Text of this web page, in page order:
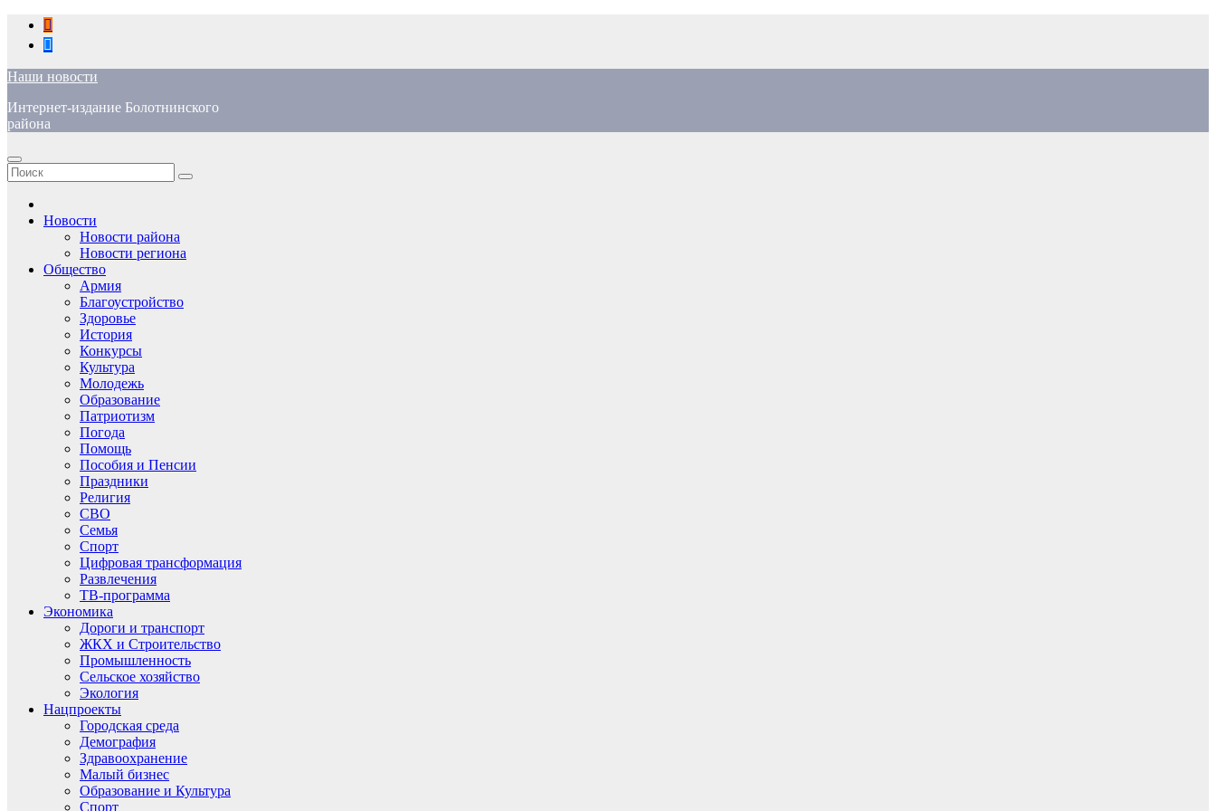
Перейти
содержимому
Наши новости
Интернет-издание Болотнинского
района
Новости
Новости района
Новости региона
Общество
Армия
Благоустройство
Здоровье
История
Конкурсы
Культура
Молодежь
Образование
Патриотизм
Погода
Помощь
Пособия и Пенсии
Праздники
Религия
СВО
Семья
Спорт
Цифровая трансформация
Развлечения
ТВ-программа
Экономика
Дороги и транспорт
ЖКХ и Строительство
Промышленность
Сельское хозяйство
Экология
Нацпроекты
Городская среда
Демография
Здравоохранение
Малый бизнес
Образование и Культура
Спорт